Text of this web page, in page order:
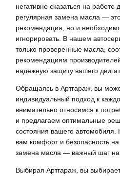
негативно сказаться на работе
регулярная замена масла —
рекомендация, но и
игнорировать. В нашем
только проверенные масла,
рекомендациям
надежную защиту вашего
Обращаясь в Артгараж, вы
индивидуальный подход к
внимательно относимся к
и предлагаем оптимальные
состояния вашего
вам комфорт и безопасность
замена масла — важный шаг на
Выбирая Артгараж, вы